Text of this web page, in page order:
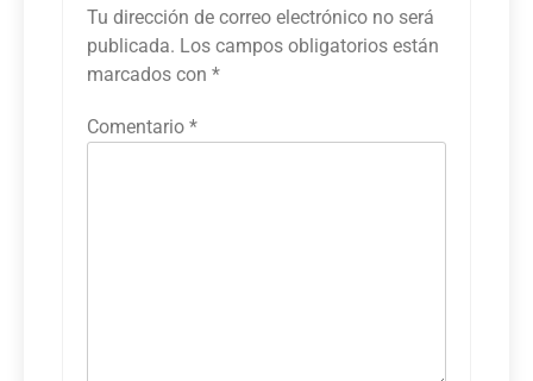
Tu dirección de correo electrónico no será
publicada. Los campos obligatorios están
marcados con *
Comentario *